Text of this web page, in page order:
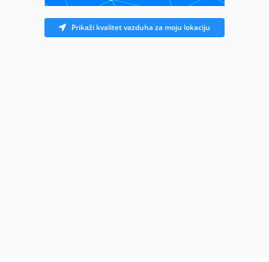
Prikaži kvalitet vazduha za moju lokaciju